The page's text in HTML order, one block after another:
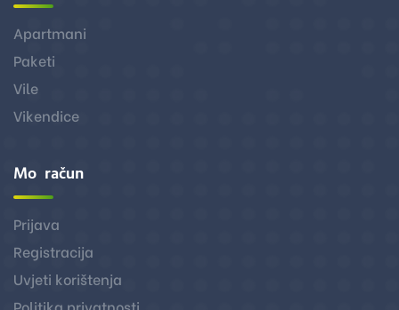
Apartmani
Paketi
Vile
Vikendice
Moj račun
Prijava
Registracija
Uvjeti korištenja